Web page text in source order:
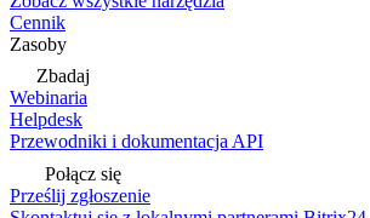
Cennik
Zasoby
Zbadaj
Webinaria
Helpdesk
Przewodniki i dokumentacja API
Połącz się
Prześlij zgłoszenie